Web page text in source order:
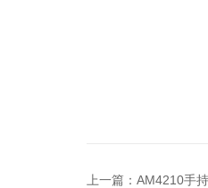
上一篇： AM4210手